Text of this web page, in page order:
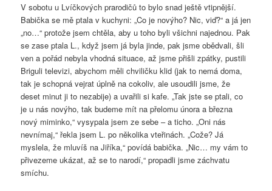
V sobotu u Lvíčkových prarodičů to bylo snad ještě vtipnější.
Babička se mě ptala v kuchyni: „Co je novýho? Nic, viď?“ a já jen
„no…“ protože jsem chtěla, aby u toho byli všichni najednou. Pak
se zase ptala L., když jsem já byla jinde, pak jsme obědvali, šli
ven a pořád nebyla vhodná situace, až jsme přišli zpátky, pustili
Briguli televizi, abychom měli chviličku klid (jak to nemá doma,
tak je schopná vejrat úplně na cokoliv, ale usoudili jsme, že
deset minut ji to nezabije) a uvařili si kafe. „Tak jste se ptali, co
je u nás novýho, tak budeme mít na přelomu února a března
nový miminko,“ vysypala jsem ze sebe – a ticho. „Oni nás
nevnímaj,“ řekla jsem L. po několika vteřinách. „Cože? Já
myslela, že mluvíš na Jiříka,“ povídá babička. „Nic… my vám to
přivezeme ukázat, až se to narodí,“ propadli jsme záchvatu
smíchu.